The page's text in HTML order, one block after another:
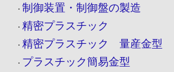
・ 制御装置・制御盤の製造
・ 精密プラスチック
・ 精密プラスチック 量産金型
・ プラスチック簡易金型